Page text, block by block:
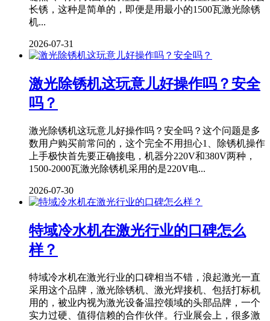
长锈，这种是简单的，即便是用最小的1500瓦激光除锈
机...
2026-07-31
激光除锈机这玩意儿好操作吗？安全
吗？
激光除锈机这玩意儿好操作吗？安全吗？这个问题是多
数用户购买前常问的，这个完全不用担心1、除锈机操作
上手极快首先要正确接电，机器分220V和380V两种，
1500-2000瓦激光除锈机采用的是220V电...
2026-07-30
特域冷水机在激光行业的口碑怎么
样？
特域冷水机在激光行业的口碑相当不错，浪起激光一直
采用这个品牌，激光除锈机、激光焊接机、包括打标机
用的，被业内视为激光设备温控领域的头部品牌，一个
实力过硬、值得信赖的合作伙伴。行业展会上，很多激